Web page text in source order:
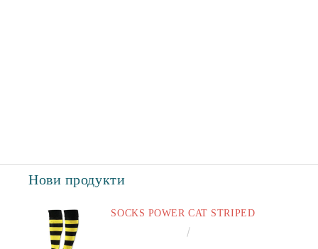
Нови продукти
SOCKS POWER CAT STRIPED